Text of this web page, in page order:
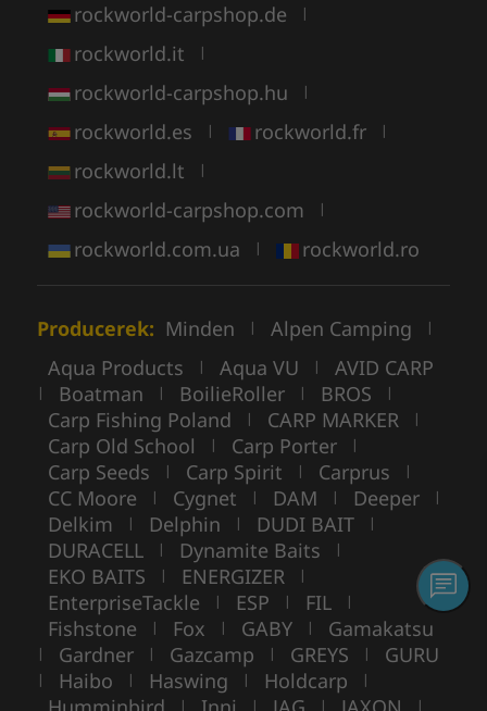
rockworld-carpshop.de |
rockworld.it |
rockworld-carpshop.hu |
rockworld.es | rockworld.fr |
rockworld.lt |
rockworld-carpshop.com |
rockworld.com.ua | rockworld.ro
Producerek: Minden | Alpen Camping |
Aqua Products | Aqua VU | AVID CARP
| Boatman | BoilieRoller | BROS |
Carp Fishing Poland | CARP MARKER |
Carp Old School | Carp Porter |
Carp Seeds | Carp Spirit | Carprus |
CC Moore | Cygnet | DAM | Deeper |
Delkim | Delphin | DUDI BAIT |
DURACELL | Dynamite Baits |
EKO BAITS | ENERGIZER |
EnterpriseTackle | ESP | FIL |
Fishstone | Fox | GABY | Gamakatsu
| Gardner | Gazcamp | GREYS | GURU
| Haibo | Haswing | Holdcarp |
| | | |